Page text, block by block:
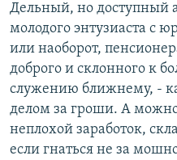
Дельный, но доступный
молодого энтузиаста с
или наоборот,
доброго и склонного к
служению ближнему, -
делом за гроши. А можно
неплохой заработок,
если гнаться не за